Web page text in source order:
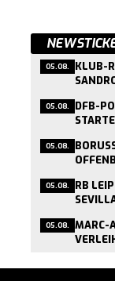
05.08. KLUB-
05.08. DFB-
05.08.
05.08. RB
05.08. MARC-